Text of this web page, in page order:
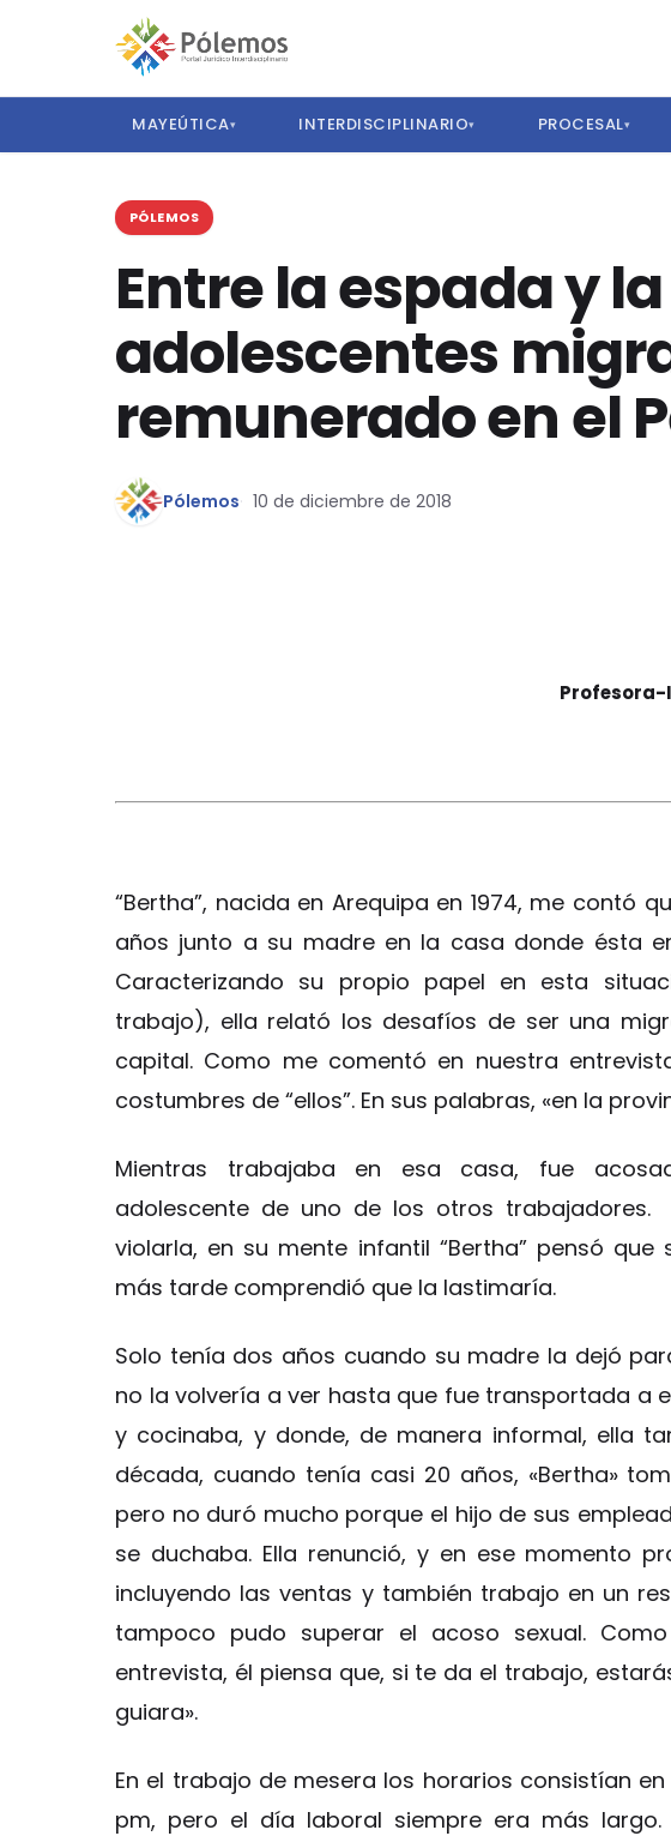
MAYEÚTICA▾ INTERDISCIPLINARIO▾ PROCESAL▾
PÓLEMOS
Entre la espada y
adolescentes
remunerado en el
Pólemos 10 de diciembre de 2018
Profesora-
“Bertha”, nacida en Arequipa en 1974, me contó
años junto a su madre en la casa donde ésta
Caracterizando su propio papel en esta
trabajo), ella relató los desafíos de ser una
capital. Como me comentó en nuestra
costumbres de “ellos”. En sus palabras, «en la
Mientras trabajaba en esa casa, fue
adolescente de uno de los otros
violarla, en su mente infantil “Bertha” pensó
más tarde comprendió que la lastimaría.
Solo tenía dos años cuando su madre la dejó
no la volvería a ver hasta que fue transportada a
y cocinaba, y donde, de manera informal, ella
década, cuando tenía casi 20 años, «Bertha»
pero no duró mucho porque el hijo de sus
se duchaba. Ella renunció, y en ese momento
incluyendo las ventas y también trabajo en un
tampoco pudo superar el acoso sexual.
entrevista, él piensa que, si te da el trabajo,
guiara».
En el trabajo de mesera los horarios consistían en
pm, pero el día laboral siempre era más